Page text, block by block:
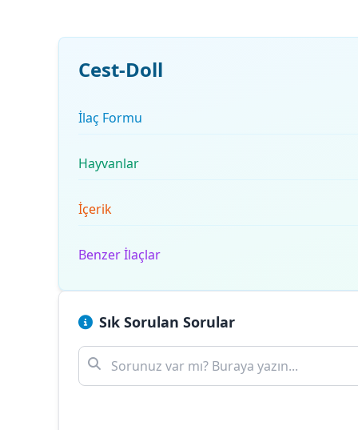
Cest-Doll
İlaç Formu
Hayvanlar
İçerik
Benzer İlaçlar
Sık Sorulan Sorular